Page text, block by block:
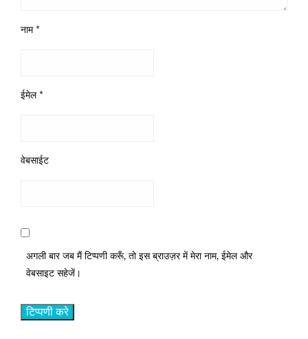
नाम *
ईमेल *
वेबसाईट
अगली बार जब मैं टिप्पणी करूँ, तो इस ब्राउज़र में मेरा नाम, ईमेल और
वेबसाइट सहेजें।